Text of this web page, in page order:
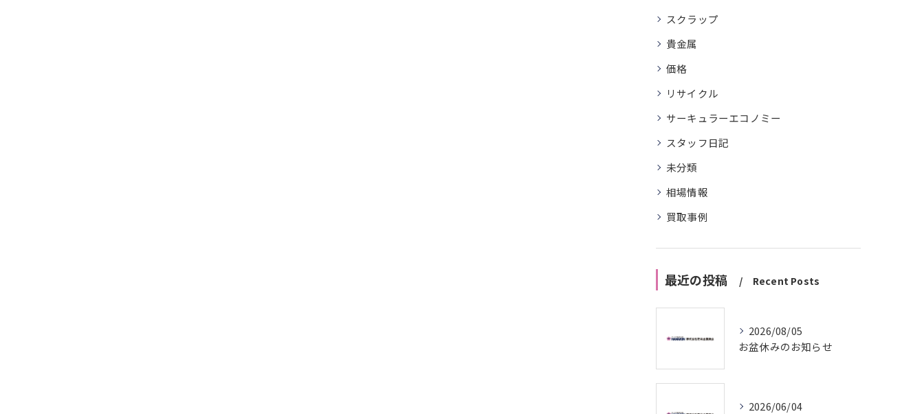
スクラップ
貴金属
価格
リサイクル
サーキュラーエコノミー
スタッフ日記
未分類
相場情報
買取事例
最近の投稿 Recent Posts
2026/08/05
お盆休みのお知らせ
2026/06/04